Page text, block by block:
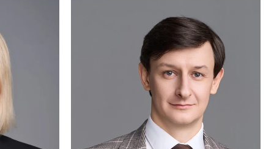
фиксированной, оптимальной для Клиентов,
(продавцов по договору) и установили
финансовые риски в случае
основной компании покупателя, активы
для Клиентов риск неоплаты.
Клиенты получили возможность
и получили достаточные механизмы
сохранив при этом баланс интересов
своих обязательств.